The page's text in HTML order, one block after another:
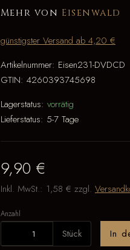
Mehr von Eisenwald
günstigster Versand ab 4,20 €
Artikelnummer: Eisen231-DVDCD
GTIN: 4260393745698
Lagerstatus: vorrätig
Lieferstatus: 5-7 Tage
9,90 €
Inkl. MwSt.: 1,58 € zzgl.
Anzahl
Stück In